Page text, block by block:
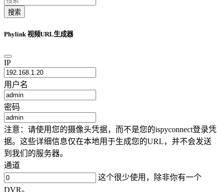
搜索
Phylink 视频URL生成器
IP
用户名
密码
注意：请使用您的摄像头凭据，而不是您的ispyconnect登录凭
据。这些详细信息仅在本地用于生成您的URL，并不会发送
到我们的服务器。
通道
这个很少使用，除非你有一个
DVR。